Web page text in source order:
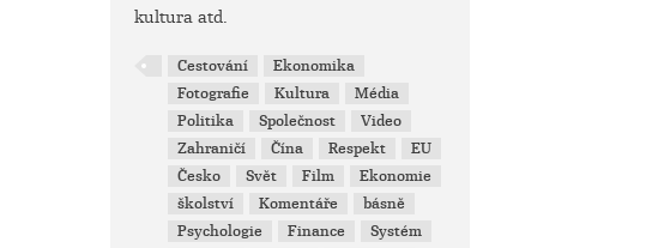
kultura atd.
Cestování
Ekonomika
Fotografie
Kultura
Média
Politika
Společnost
Video
Zahraničí
Čína Respekt
EU
Česko
Svět Film
Ekonomie
školství
Komentáře
básně
Psychologie
Finance
Systém